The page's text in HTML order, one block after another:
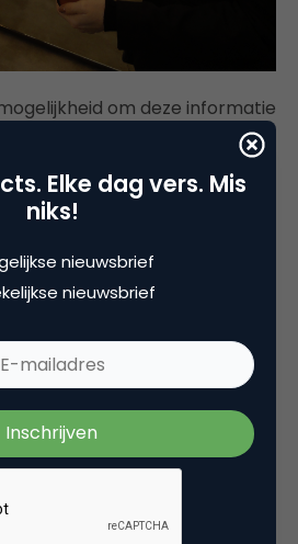
om deze informatie
en familie via sociale
bij de WE Concept Store
gemiste kans?
van een winkel die
Nee, niet helemaal. Zo
toonaangevend merk wel een
vooralsnog in de Itunes store
een app met een
waar je (á la Foursquare) in
zodat bijvoorbeeld
Elke dag vers. Mis
niks!
nieuwsbrief
nieuwsbrief